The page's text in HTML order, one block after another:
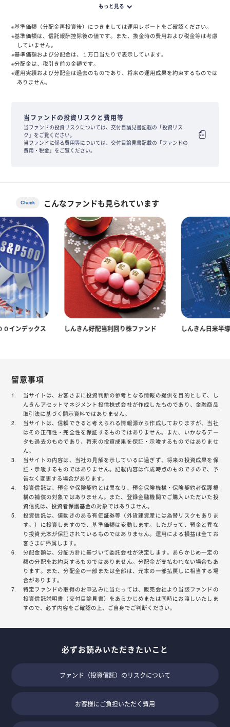
もっと見る
※基準価額（分配金再投資後）につきましては運用レポートをご確認ください。
※基準価額は、信託報酬控除後の値です。また、換金時の費用および税金等は考慮
していません。
※基準価額および分配金は、１万口当たりで表示しています。
※分配金は、税引き前の金額です。
※運用実績および分配金は過去のものであり、将来の運用成果を約束するものでは
ありません。
当ファンドの投資リスクと費用等
当ファンドの投資リスクについては、交付目論見書記載の「投資リス
ク」をご覧ください。
当ファンドに係る費用等については、交付目論見書記載の「ファンドの
費用・税金」をご覧ください。
Check こんなファンドも見られています
０インデックス しんきん好配当利回り株ファンド しんきん日米半
留意事項
当サイトは、お客さまに投資判断の参考となる情報の提供を目的として、し
んきんアセットマネジメント投信株式会社が作成したものであり、金融商品
取引法に基づく開示資料ではありません。
当サイトは、信頼できると考えられる情報源から作成しておりますが、当社
はその正確性・完全性を保証するものではありません。また、いかなるデー
タも過去のものであり、将来の投資成果を保証・示唆するものではありませ
ん。
当サイトの内容は、当社の見解を示しているに過ぎず、将来の投資成果を保
証・示唆するものではありません。記載内容は作成時点のものですので、予
告なく変更する場合があります。
投資信託は、預金や保険契約とは異なり、預金保険機構・保険契約者保護機
構の補償の対象ではありません。また、登録金融機関でご購入いただいた投
資信託は、投資者保護基金の対象ではありません。
投資信託は、値動きのある有価証券等（外貨建資産には為替リスクもありま
す。）に投資しますので、基準価額は変動します。したがって、預金と異な
り投資元本が保証されているものではありません。運用による損益は全てお
客さまに帰属します。
分配金額は、分配方針に基づいて委託会社が決定します。あらかじめ一定の
額の分配をお約束するものではありません。分配金が支払われない場合もあ
ります。また、分配金の一部または全部は、元本の一部払戻しに相当する場
合があります。
特定ファンドの取得のお申込みに当たっては、販売会社より当該ファンドの
投資信託説明書（交付目論見書）をあらかじめまたは同時にお渡しいたしま
すので、必ず内容をご確認の上、ご自身でご判断ください。
必ずお読みいただきたいこと
ファンド（投資信託）のリスクについて
お客様にご負担いただく費用